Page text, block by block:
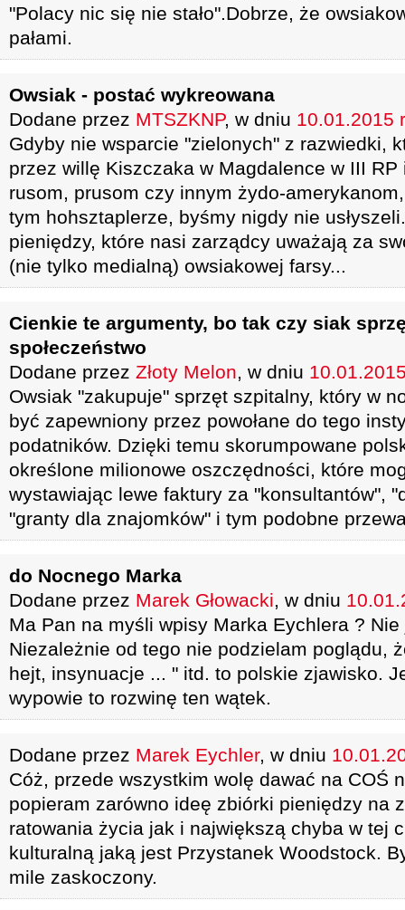
"Polacy nic się nie stało".Dobrze, że
pałami.
Owsiak - postać wykreowana
Dodane przez MTSZKNP, w dniu 10.01.2015
Gdyby nie wsparcie "zielonych" z razwiedki,
przez willę Kiszczaka w Magdalence w III RP
rusom, prusom czy innym żydo-
tym hohsztaplerze, byśmy nigdy nie
pieniędzy, które nasi zarządcy uważają za
(nie tylko medialną) owsiakowej farsy...
Cienkie te argumenty, bo tak czy siak
społeczeństwo
Dodane przez Złoty Melon, w dniu
Owsiak "zakupuje" sprzęt szpitalny, który w
być zapewniony przez powołane do tego
podatników. Dzięki temu skorumpowane
określone milionowe oszczędności, które
wystawiając lewe faktury za "konsultantów",
"granty dla znajomków" i tym podobne
do Nocnego Marka
Dodane przez Marek Głowacki, w dniu
Ma Pan na myśli wpisy Marka Eychlera ?
Niezależnie od tego nie podzielam poglądu,
hejt, insynuacje ... " itd. to polskie zjawisko.
wypowie to rozwinę ten wątek.
Dodane przez Marek Eychler, w dniu
Cóż, przede wszystkim wolę dawać na COŚ
popieram zarówno ideę zbiórki pieniędzy na
ratowania życia jak i największą chyba w tej
kulturalną jaką jest Przystanek Woodstock.
mile zaskoczony.